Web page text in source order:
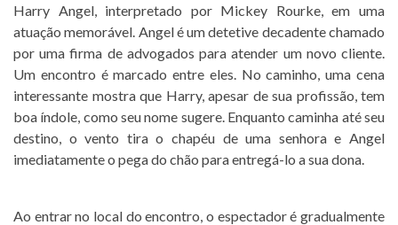
Harry Angel, interpretado por Mickey Rourke, em uma
atuação memorável. Angel é um detetive decadente chamado
por uma firma de advogados para atender um novo cliente.
Um encontro é marcado entre eles. No caminho, uma cena
interessante mostra que Harry, apesar de sua profissão, tem
boa índole, como seu nome sugere. Enquanto caminha até seu
destino, o vento tira o chapéu de uma senhora e Angel
imediatamente o pega do chão para entregá-lo a sua dona.
Ao entrar no local do encontro, o espectador é gradualmente